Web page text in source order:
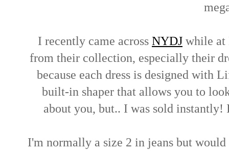
I recently came across NYDJ while at
from their collection, especially their
because each dress is designed with
built-in shaper that allows you to
about you, but.. I was sold instantly!
I'm normally a size 2 in jeans but